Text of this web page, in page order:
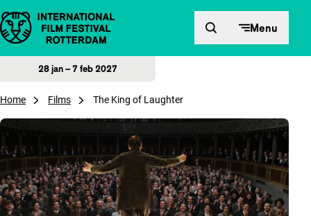
Direct naar inhoud Menu
28 jan – 7 feb 2027
Home Films The King of Laughter